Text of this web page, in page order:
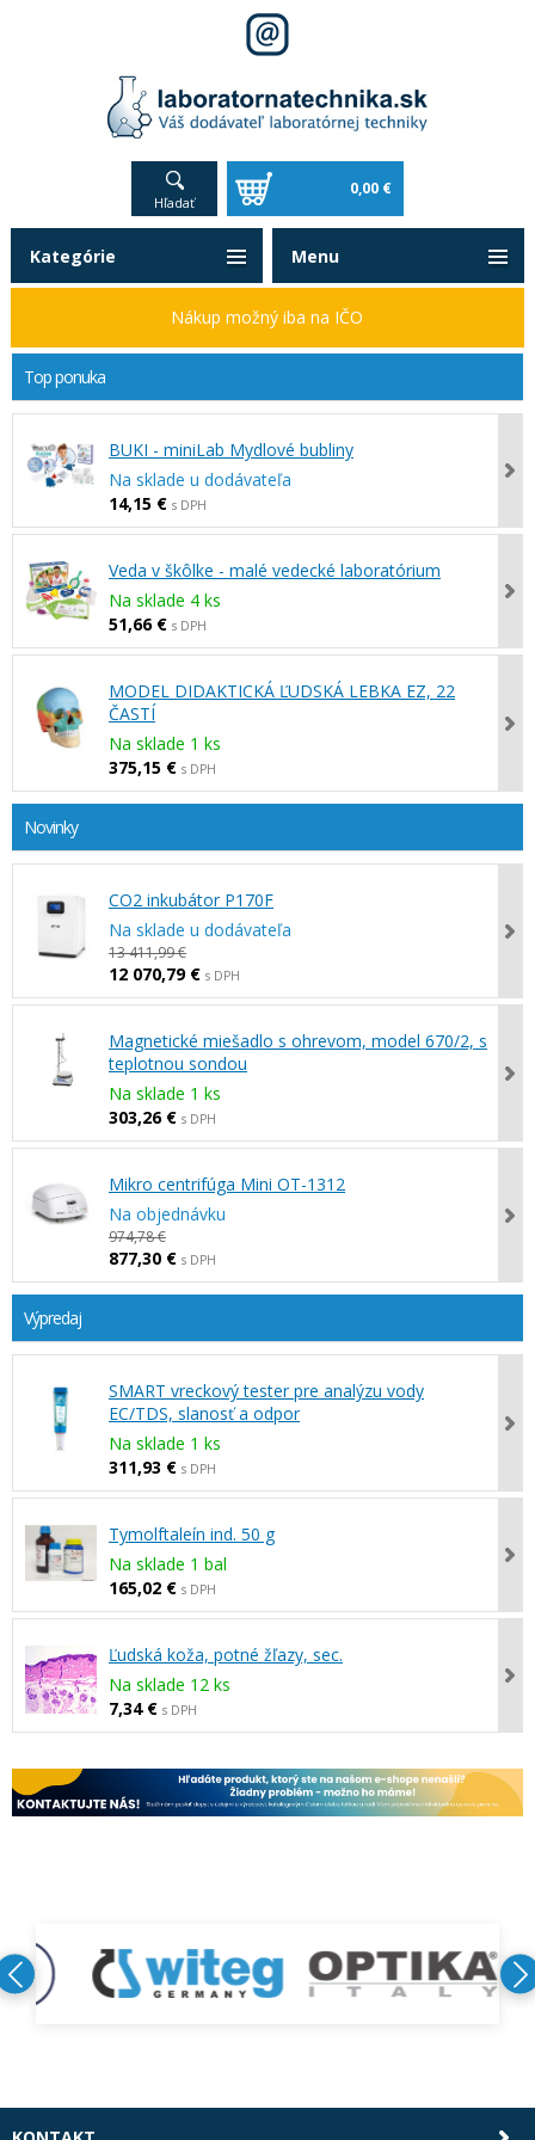
Hľadať
0,00 €
Top ponuka
BUKI - miniLab Mydlové bubliny
Na sklade u dodávateľa
14,15 € s DPH
Veda v škôlke - malé vedecké laboratórium
Na sklade 4 ks
51,66 € s DPH
MODEL DIDAKTICKÁ ĽUDSKÁ LEBKA EZ, 22
ČASTÍ
Na sklade 1 ks
375,15 € s DPH
Novinky
CO2 inkubátor P170F
Na sklade u dodávateľa
13 411,99 €
12 070,79 € s DPH
Magnetické miešadlo s ohrevom, model 670/2, s
teplotnou sondou
Na sklade 1 ks
303,26 € s DPH
Mikro centrifúga Mini OT-1312
Na objednávku
974,78 €
877,30 € s DPH
Výpredaj
SMART vreckový tester pre analýzu vody
EC/TDS, slanosť a odpor
Na sklade 1 ks
311,93 € s DPH
Tymolftaleín ind. 50 g
Na sklade 1 bal
165,02 € s DPH
Ľudská koža, potné žľazy, sec.
Na sklade 12 ks
7,34 € s DPH
Kategórie
Nákup možný iba na IČO
Menu